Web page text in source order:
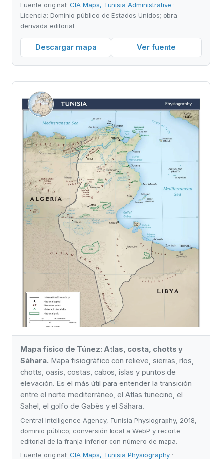
Fuente original: CIA Maps, Tunisia Administrative ·
Licencia: Dominio público de Estados Unidos; obra
derivada editorial
Descargar mapa Ver fuente
Mapa físico de Túnez: Atlas, costa, chotts y
Sáhara. Mapa fisiográfico con relieve, sierras, ríos,
chotts, oasis, costas, cabos, islas y puntos de
elevación. Es el más útil para entender la transición
entre el norte mediterráneo, el Atlas tunecino, el
Sahel, el golfo de Gabès y el Sáhara.
Central Intelligence Agency, Tunisia Physiography, 2018,
dominio público; conversión local a WebP y recorte
editorial de la franja inferior con número de mapa.
Fuente original: CIA Maps, Tunisia Physiography ·